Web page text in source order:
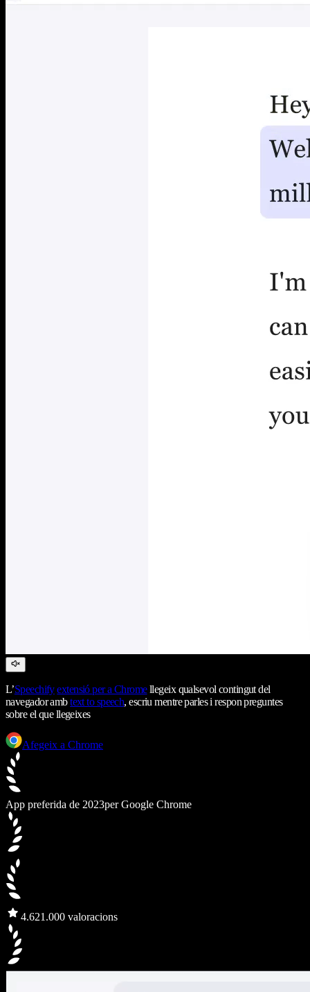
L’Speechify extensió per a Chromellegeix qualsevol contingut del
navegador ambtext to speech, escriu mentre parles i respon preguntes
sobre el que llegeixes
Afegeix a Chrome
App preferida de 2023per Google Chrome
4.621.000 valoracions